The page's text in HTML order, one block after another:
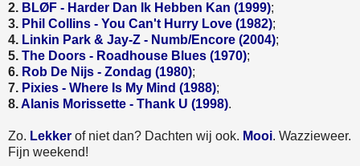
2. BLØF - Harder Dan Ik Hebben Kan (1999);
3. Phil Collins - You Can't Hurry Love (1982);
4. Linkin Park & Jay-Z - Numb/Encore (2004);
5. The Doors - Roadhouse Blues (1970);
6. Rob De Nijs - Zondag (1980);
7. Pixies - Where Is My Mind (1988);
8.Alanis Morissette - Thank U (1998).
Zo. Lekker of niet dan? Dachten wij ook. Mooi. Wazzieweer.
Fijn weekend!